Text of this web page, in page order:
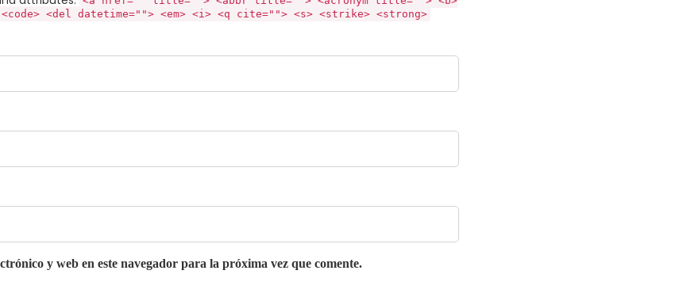
<del datetime=""> <em> <i> <q cite=""> <s> <strike> <strong>
y web en este navegador para la próxima vez que comente.